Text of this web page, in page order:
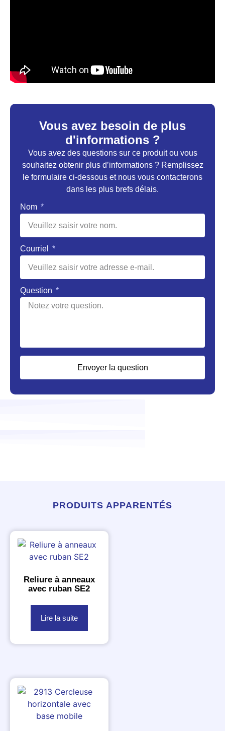
Vous avez besoin de plus
d'informations ?
Vous avez des questions sur ce produit ou vous
souhaitez obtenir plus d’informations ? Remplissez
le formulaire ci-dessous et nous vous contacterons
dans les plus brefs délais.
Nom
Courriel
Question
Envoyer la question
PRODUITS APPARENTÉS
Reliure à anneaux
avec ruban SE2
Lire la suite